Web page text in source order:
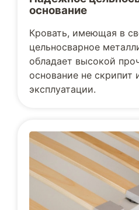
основание
Кровать, имеющая в
цельносварное
обладает высокой
основание не скрипит
эксплуатации.